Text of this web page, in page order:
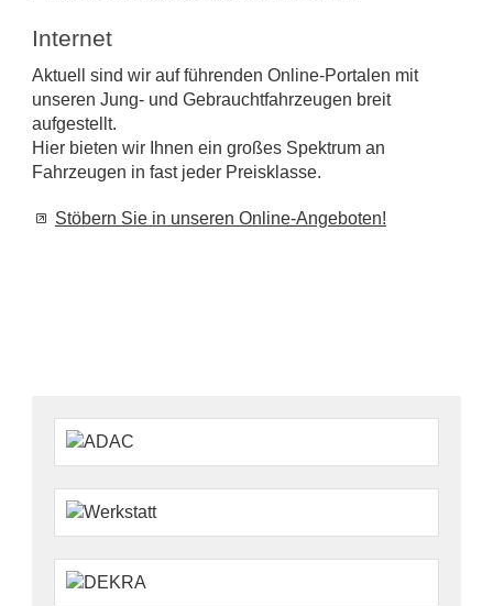
Internet
Aktuell sind wir auf führenden Online-Portalen mit
unseren Jung- und Gebrauchtfahrzeugen breit
aufgestellt.
Hier bieten wir Ihnen ein großes Spektrum an
Fahrzeugen in fast jeder Preisklasse.
Stöbern Sie in unseren Online-Angeboten!